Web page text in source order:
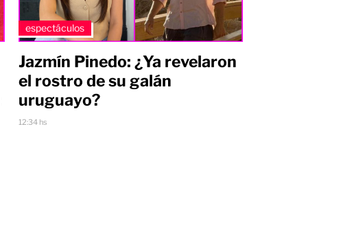
espectáculos
Jazmín Pinedo: ¿Ya revelaron
el rostro de su galán
uruguayo?
12:34 hs